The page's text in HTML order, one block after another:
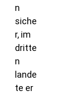
n
siche
r, im
dritte
n
lande
te er